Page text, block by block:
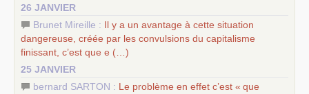
26 JANVIER
Brunet Mireille : Il y a un avantage à cette situation
dangereuse, créée par les convulsions du capitalisme
finissant, c’est que e (…)
25 JANVIER
bernard SARTON : Le problème en effet c’est « que